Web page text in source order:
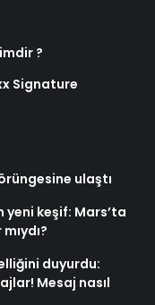
?
Signature
ulaştı
yeni keşif: Mars’ta
duyurdu:
Mesaj nasıl